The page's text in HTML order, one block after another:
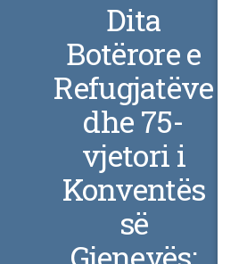
Dita
Botërore e
Refugjatëve
dhe 75-
vjetori i
Konventës
së